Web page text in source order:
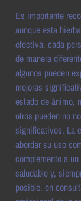
Es importante
aunque esta
efectiva, cada
de manera
algunos pueden
mejoras
estado de ánimo,
otros pueden no
significativos. La
abordar su uso
complemento a
saludable y,
posible, en